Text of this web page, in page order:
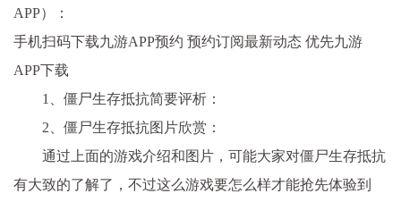
APP）：
手机扫码下载九游APP预约 预约订阅最新动态 优先九游
APP下载
1、僵尸生存抵抗简要评析：
2、僵尸生存抵抗图片欣赏：
通过上面的游戏介绍和图片，可能大家对僵尸生存抵抗
有大致的了解了，不过这么游戏要怎么样才能抢先体验到